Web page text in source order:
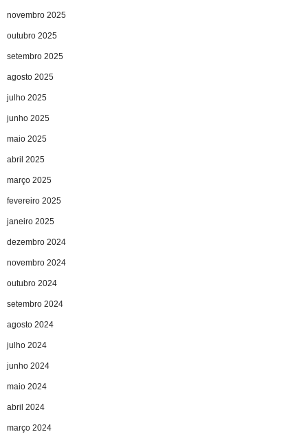
novembro 2025
outubro 2025
setembro 2025
agosto 2025
julho 2025
junho 2025
maio 2025
abril 2025
março 2025
fevereiro 2025
janeiro 2025
dezembro 2024
novembro 2024
outubro 2024
setembro 2024
agosto 2024
julho 2024
junho 2024
maio 2024
abril 2024
março 2024